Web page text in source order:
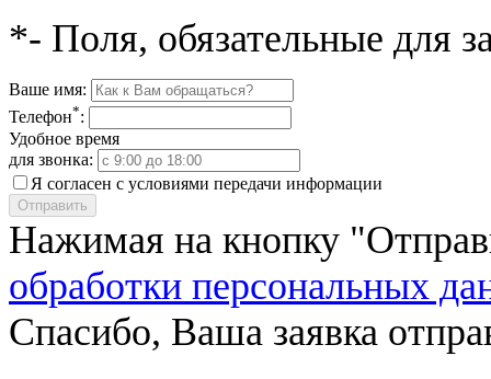
*- Поля, обязательные для
Ваше имя:
Телефон*:
Удобное время
для звонка:
Я согласен с условиями передачи информации
Отправить
Нажимая на кнопку
обработки персональных
Спасибо, Ваша заявка